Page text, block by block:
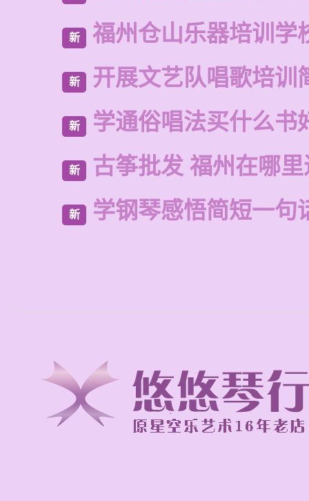
新 福州仓山乐器培训学
新 开展文艺队唱歌培训
新 学通俗唱法买什么书
新 古筝批发 福州在哪
新 学钢琴感悟简短一句